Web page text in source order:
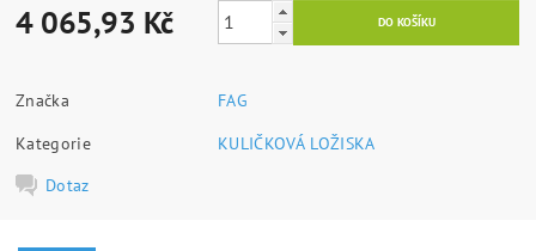
4 065,93 Kč
Značka
FAG
Kategorie
KULIČKOVÁ LOŽISKA
Dotaz